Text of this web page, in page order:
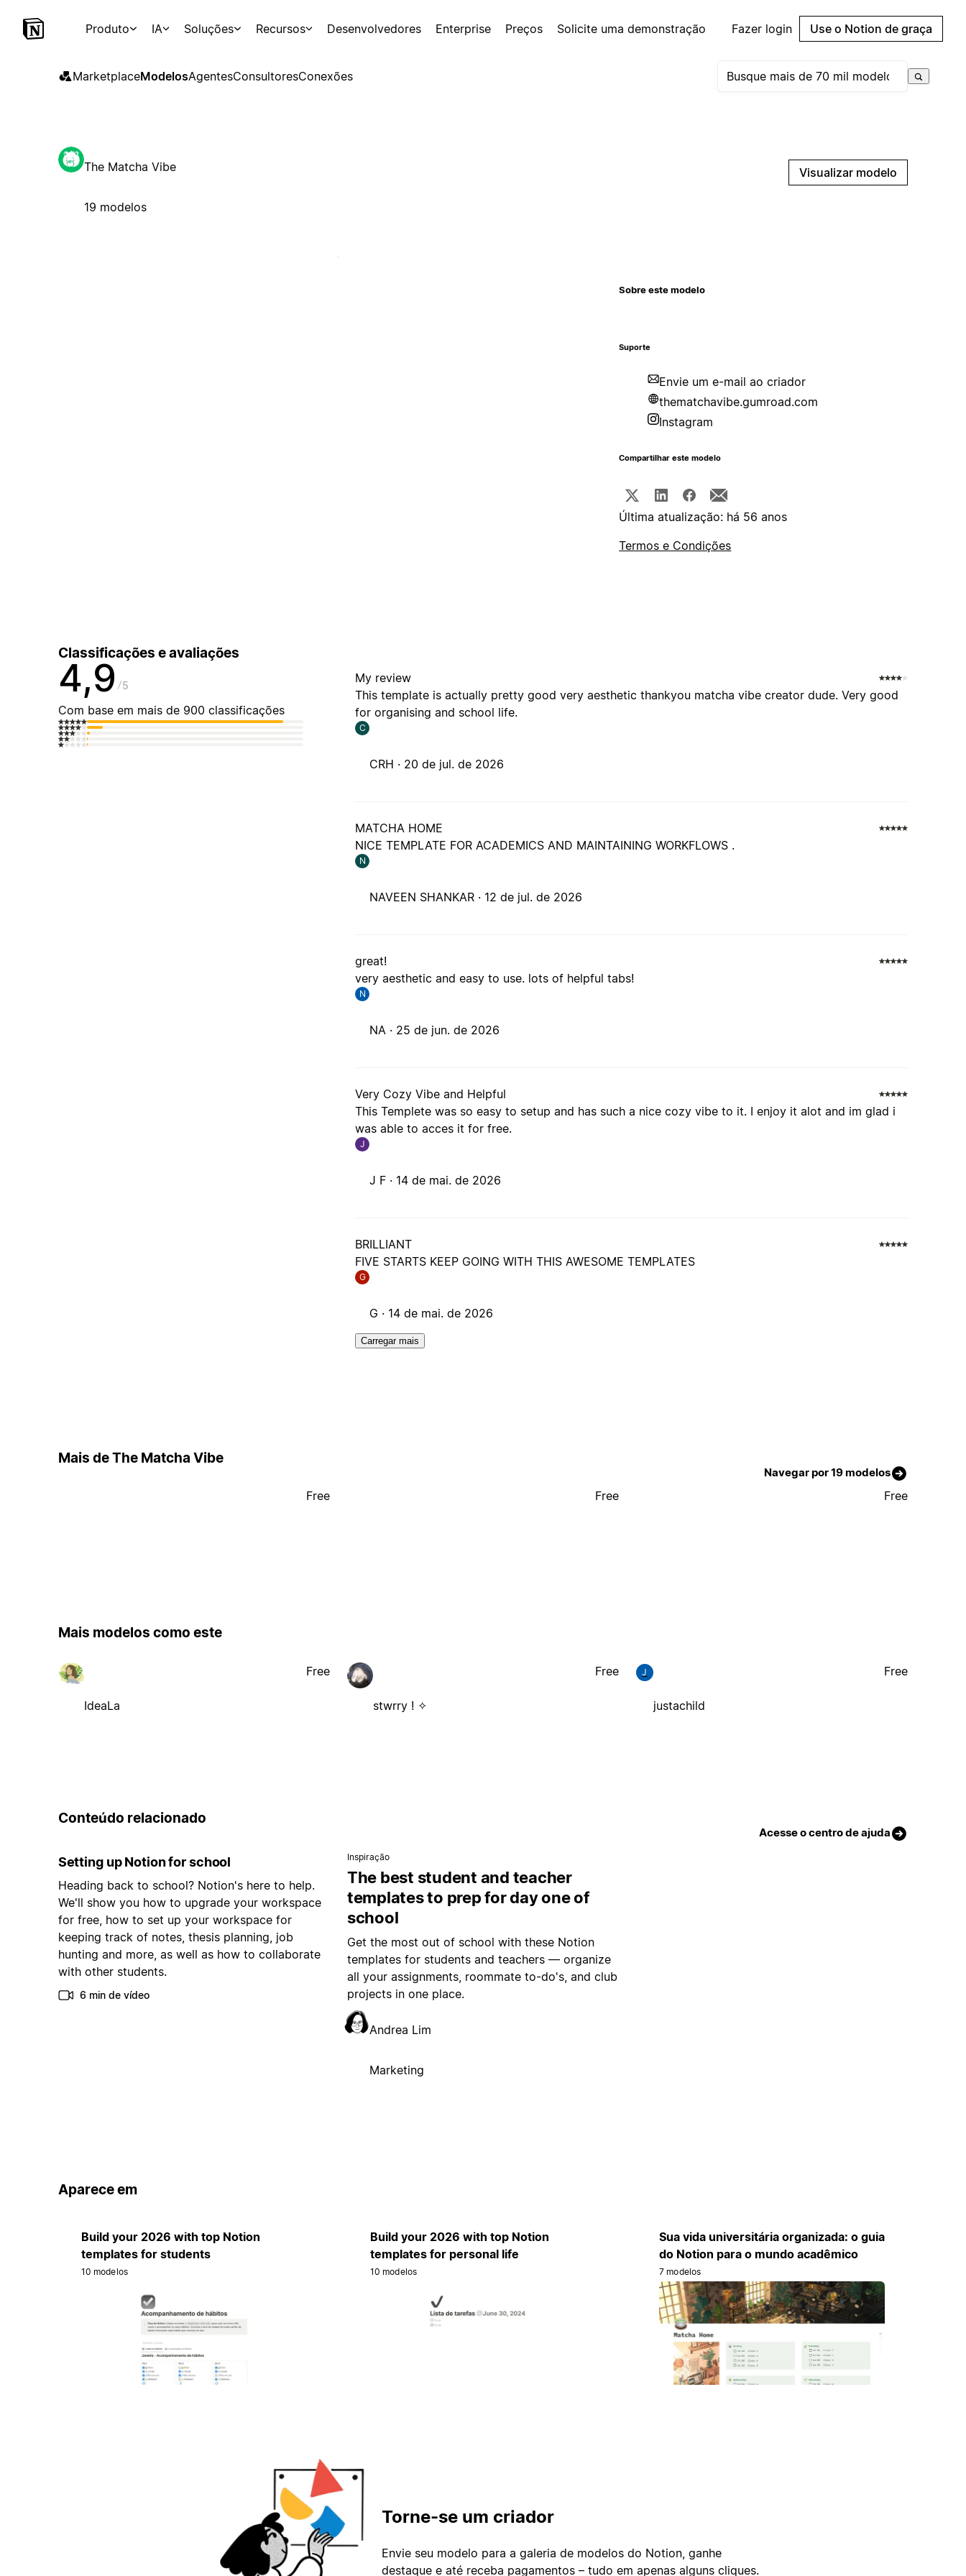
Produto IA Soluções Recursos Desenvolvedores Enterprise Preços Solicite uma demonstração Fazer login Use o Notion de graça
MarketplaceModelosAgentesConsultoresConexões
The Matcha Vibe
19 modelos
Visualizar modelo
Sobre este modelo
Suporte
Envie um e-mail ao criador
thematchavibe.gumroad.com
Instagram
Compartilhar este modelo
Última atualização: há 56 anos
Termos e Condições
Classificações e avaliações
4,9 5
Com base em mais de 900 classificações
My review
This template is actually pretty good very aesthetic thankyou matcha vibe creator dude. Very good
for organising and school life.
C
CRH · 20 de jul. de 2026
MATCHA HOME
NICE TEMPLATE FOR ACADEMICS AND MAINTAINING WORKFLOWS .
N
NAVEEN SHANKAR · 12 de jul. de 2026
great!
very aesthetic and easy to use. lots of helpful tabs!
N
NA · 25 de jun. de 2026
Very Cozy Vibe and Helpful
This Templete was so easy to setup and has such a nice cozy vibe to it. I enjoy it alot and im glad i
was able to acces it for free.
J
J F · 14 de mai. de 2026
BRILLIANT
FIVE STARTS KEEP GOING WITH THIS AWESOME TEMPLATES
G
G · 14 de mai. de 2026
Carregar mais
Mais de The Matcha Vibe
Navegar por 19 modelos
Free Free Free
Mais modelos como este
IdeaLa
Free
stwrry ! ✧
Free J
justachild
Free
Conteúdo relacionado
Acesse o centro de ajuda
Setting up Notion for school
Heading back to school? Notion's here to help.
We'll show you how to upgrade your workspace
for free, how to set up your workspace for
keeping track of notes, thesis planning, job
hunting and more, as well as how to collaborate
with other students.
6 min de vídeo
Inspiração
The best student and teacher
templates to prep for day one of
school
Get the most out of school with these Notion
templates for students and teachers — organize
all your assignments, roommate to-do's, and club
projects in one place.
Andrea Lim
Marketing
Aparece em
Build your 2026 with top Notion
templates for students
10 modelos
Build your 2026 with top Notion
templates for personal life
10 modelos
Sua vida universitária organizada: o guia
do Notion para o mundo acadêmico
7 modelos
Torne-se um criador
Envie seu modelo para a galeria de modelos do Notion, ganhe
destaque e até receba pagamentos – tudo em apenas alguns cliques.